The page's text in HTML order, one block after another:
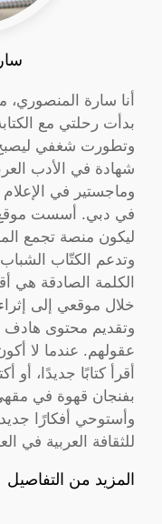
أنا سارة
بدأت رحلتي مع
وتطورت شغفي
شهادة في الأدب
وماجستير في
في دبي. أسست
ليكون منصة تجمع
وتدعم الكتّاب
الكلمة الصادقة هي
خلال موقعي إلى
وتقديم محتوى هادف
عقولهم. عندما لا
أقرأ كتابًا جديدًا،
بفنجان قهوة في
وأستوحي أفكارًا
للثقافة العربية في
المزيد من التفاصيل